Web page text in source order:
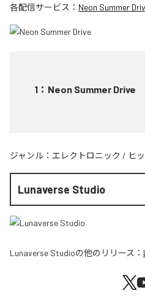
各配信サービス： Neon Summer
1 ： Neon Summer Drive
ジャンル： エレクトロニック / ヒ
Lunaverse Studio
Lunaverse Studioの他のリリース：